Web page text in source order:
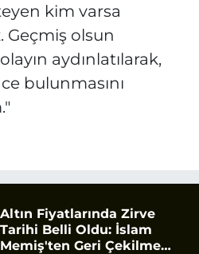
kim varsa
Geçmiş olsun
aydınlatılarak,
bulunmasını
Altın Fiyatlarında Zirve
Tarihi Belli Oldu: İslam
Memiş'ten Geri Çekilme